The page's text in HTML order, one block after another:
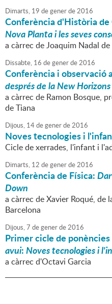
Dimarts, 19 degenerde2016
Conferència d'Història de
Nova Planta i les seves
a càrrec de Joaquim Nadal
Dissabte, 16 degenerde2016
Conferència i observació
després de la New Horizons
a càrrec de Ramon Bosque,
de Tiana
Dijous, 14degenerde2016
Noves tecnologies i
Cicle de xerrades, l'infant i
Dimarts, 12 degenerde2016
Conferència de Física:
Down
a càrrec de Xavier Roqué,
Barcelona
Dijous,7 degenerde2016
Primer cicle de ponències
avui:Noves tecnologies i
a càrrec d'Octavi Garcia